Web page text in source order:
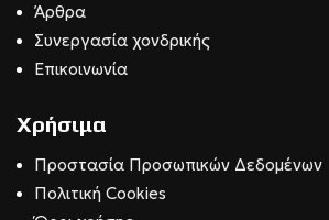
Άρθρα
Συνεργασία χονδρικής
Επικοινωνία
Χρήσιμα
Προστασία Προσωπικών Δεδομένων
Πολιτική Cookies